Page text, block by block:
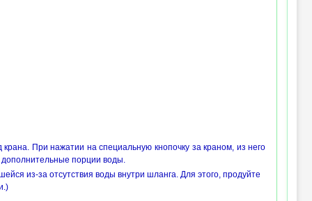
При нажатии на специальную кнопочку за краном, из него
дополнительные порции воды.
из-за отсутствия воды внутри шланга. Для этого, продуйте